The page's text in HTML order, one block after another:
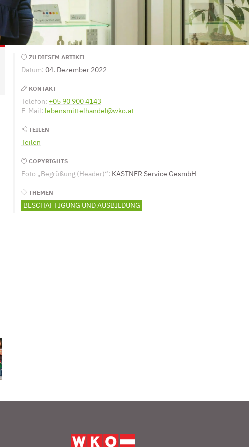
Seitenleiste
ZU DIESEM ARTIKEL
Datum: 04. Dezember 2022
KONTAKT
Telefon: +05 90 900 4143
E-Mail: lebensmittelhandel@wko.at
TEILEN
Teilen
COPYRIGHTS
Foto „Begrüßung (Header)“: KASTNER Service GesmbH
THEMEN
BESCHÄFTIGUNG UND AUSBILDUNG